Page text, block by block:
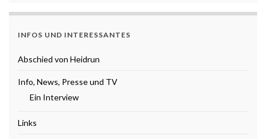
INFOS UND INTERESSANTES
Abschied von Heidrun
Info, News, Presse und TV
Ein Interview
Links